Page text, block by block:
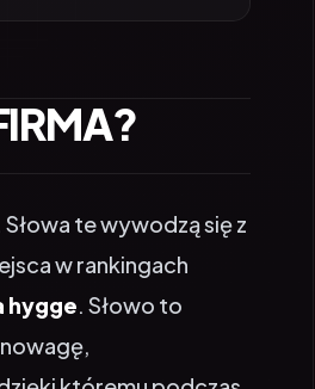
w rankingach
hygge. Słowo to
któremu podczas